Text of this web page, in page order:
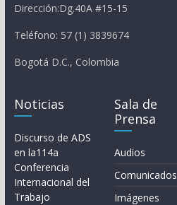
Dirección:Dg.40A #15-15
Teléfono: 57 (1) 3839674
Bogotá D.C., Colombia
Noticias
Discurso de ADS
en la114a
Conferencia
Internacional del
Trabajo
Sala de
Prensa
Audios
Comunicados
Imágenes